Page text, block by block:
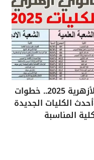
تنسيق الثانوية الأزهرية 2025.. خطوات
الكليات الجديدة
المناسبة